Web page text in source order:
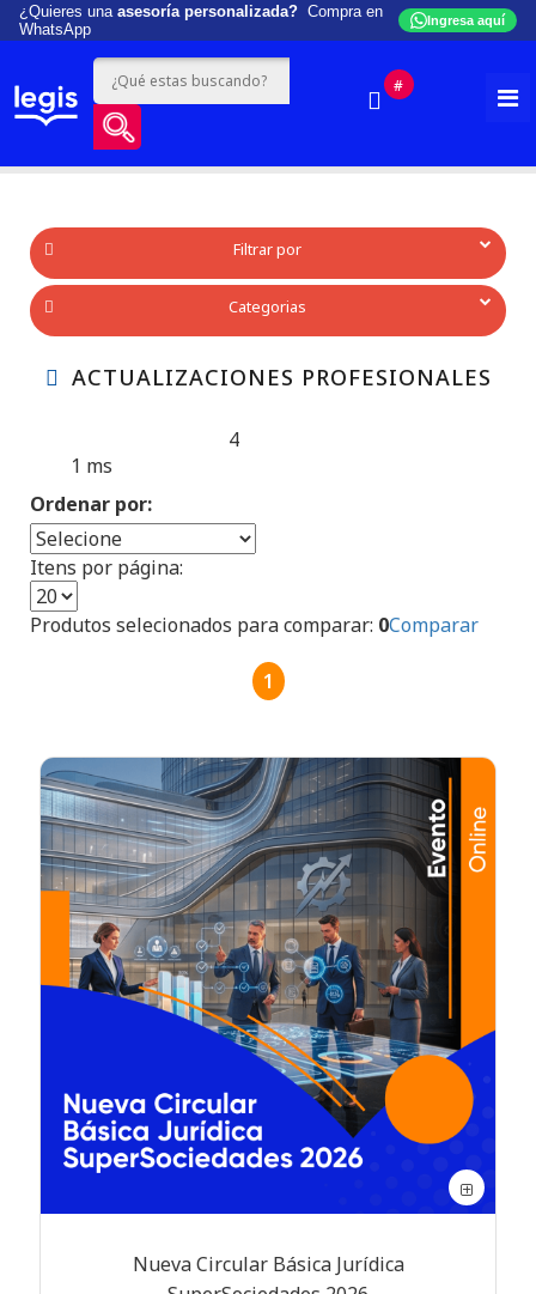
¿Quieres una asesoría personalizada? Compra en
WhatsApp
Ingresa aquí
#
Filtrar por
Categorias
ACTUALIZACIONES PROFESIONALES
4
1 ms
Ordenar por:
Itens por página:
Produtos selecionados para comparar: 0Comparar
1
Nueva Circular Básica Jurídica